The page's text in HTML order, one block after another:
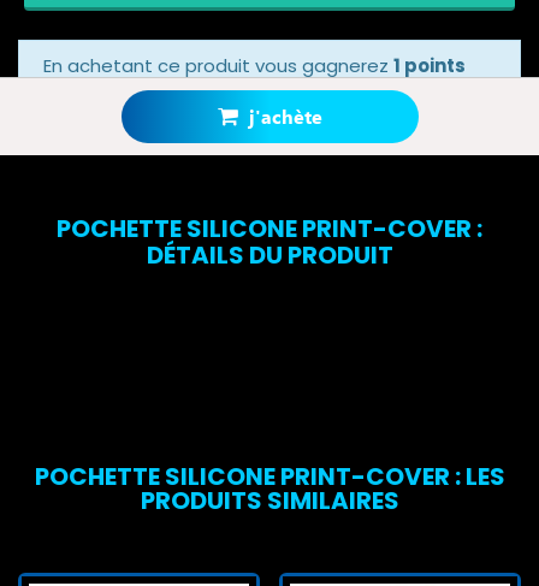
j'achète
En achetant ce produit vous gagnerez 1 points
grâce à notre programme de fidélité.
Votre panier totalisera1 points bonus
POCHETTE SILICONE PRINT-COVER :
DÉTAILS DU PRODUIT
POCHETTE SILICONE PRINT-COVER : LES
PRODUITS SIMILAIRES